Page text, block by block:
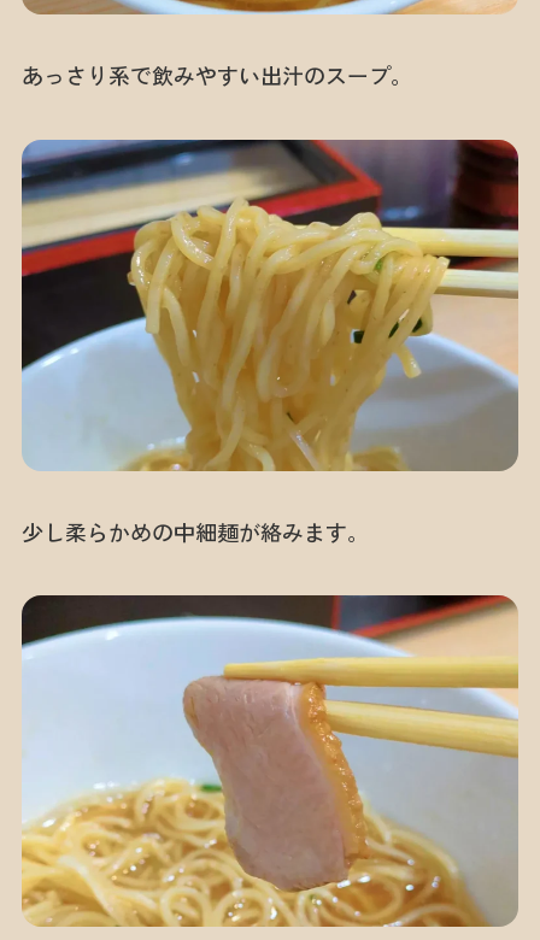
あっさり系で飲みやすい出汁のスープ。
少し柔らかめの中細麺が絡みます。